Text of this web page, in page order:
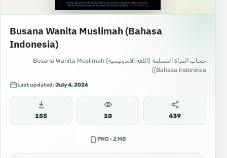
Busana Wanita Muslimah (Bahasa
Indonesia)
حجاب المرأة المسلمة (اللغة الأندونيسية) Busana Wanita Muslimah
(Bahasa Indonesia)
Last updated:July 4, 2026
155 10 439
PNG · 2 MB